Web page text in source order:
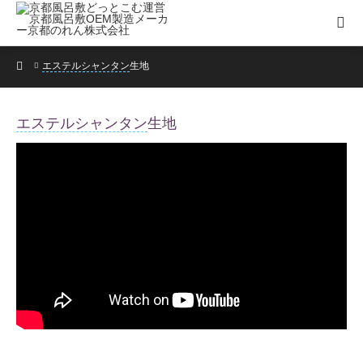
ホームエステルシャンタン生地
エステルシャンタン生地